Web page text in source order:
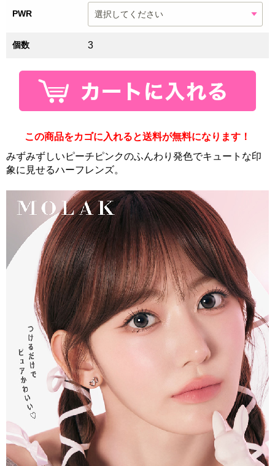
PWR
個数 3
この商品をカゴに入れると送料が無料になります！
みずみずしいピーチピンクのふんわり発色でキュートな印
象に見せるハーフレンズ。